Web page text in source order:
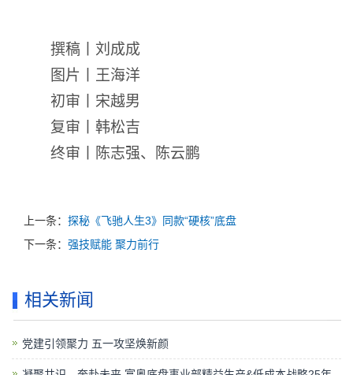
撰稿丨刘成成
图片丨王海洋
初审丨宋越男
复审丨韩松吉
终审丨陈志强、陈云鹏
上一条： 探秘《飞驰人生3》同款“硬核”底盘
下一条： 强技赋能 聚力前行
相关新闻
党建引领聚力 五一攻坚焕新颜